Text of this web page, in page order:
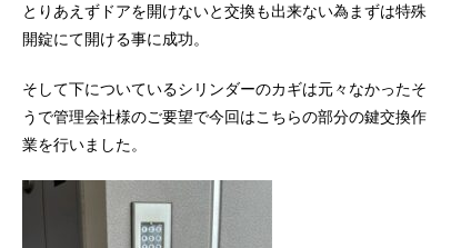
とりあえずドアを開けないと交換も出来ない為まずは特殊
開錠にて開ける事に成功。
そして下についているシリンダーのカギは元々なかったそ
うで管理会社様のご要望で今回はこちらの部分の鍵交換作
業を行いました。